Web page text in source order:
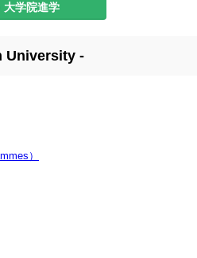
大学院進学
University -
）